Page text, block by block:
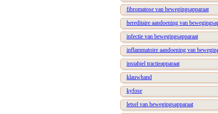
fibromatose van bewegingsapparaat
hereditaire aandoening van
infectie van bewegingsapparaat
inflammatoire aandoening van
instabiel tractieapparaat
klauwhand
kyfose
letsel van bewegingsapparaat